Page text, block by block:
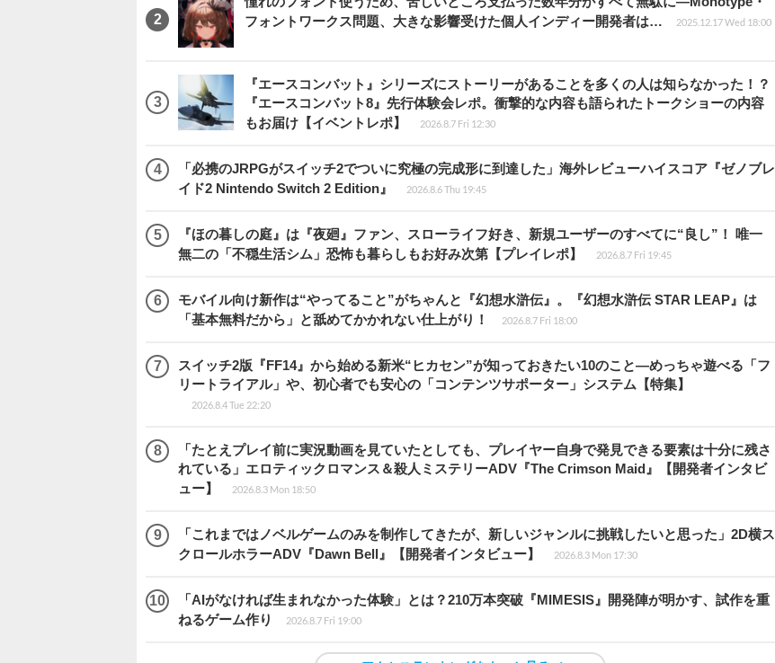
フォントワークス問題、大きな影響受けた個人インディー開発者は…
2025.12.17 Wed 18:00
『エースコンバット』シリーズにストーリーがあることを多くの人は知らなかった！？
『エースコンバット8』先行体験会レポ。衝撃的な内容も語られたトークショーの内容
もお届け【イベントレポ】
2026.8.7 Fri 12:30
「必携のJRPGがスイッチ2でついに究極の完成形に到達した」海外レビューハイスコア『ゼノブレ
イド2 Nintendo Switch 2 Edition』
2026.8.6 Thu 19:45
『ほの暮しの庭』は『夜廻』ファン、スローライフ好き、新規ユーザーのすべてに“良し”！ 唯一
無二の「不穏生活シム」恐怖も暮らしもお好み次第【プレイレポ】
2026.8.7 Fri 19:45
モバイル向け新作は“やってること”がちゃんと『幻想水滸伝』。『幻想水滸伝 STAR LEAP』は
「基本無料だから」と舐めてかかれない仕上がり！
2026.8.7 Fri 18:00
スイッチ2版『FF14』から始める新米“ヒカセン”が知っておきたい10のこと―めっちゃ遊べる「フ
リートライアル」や、初心者でも安心の「コンテンツサポーター」システム【特集】
2026.8.4 Tue 22:20
「たとえプレイ前に実況動画を見ていたとしても、プレイヤー自身で発見できる要素は十分に残さ
れている」エロティックロマンス＆殺人ミステリーADV『The Crimson Maid』【開発者インタビ
ュー】
2026.8.3 Mon 18:50
「これまではノベルゲームのみを制作してきたが、新しいジャンルに挑戦したいと思った」2D横ス
クロールホラーADV『Dawn Bell』【開発者インタビュー】
2026.8.3 Mon 17:30
「AIがなければ生まれなかった体験」とは？210万本突破『MIMESIS』開発陣が明かす、試作を重
ねるゲーム作り
2026.8.7 Fri 19:00